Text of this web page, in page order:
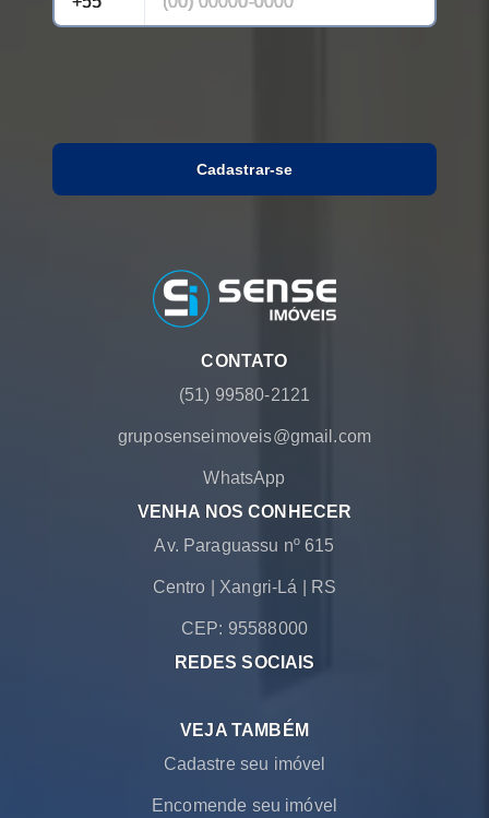
Cadastrar-se
CONTATO
(51) 99580-2121
gruposenseimoveis@gmail.com
WhatsApp
VENHA NOS CONHECER
Av. Paraguassu nº 615
Centro Xangri-Lá RS
CEP: 95588000
REDES SOCIAIS
VEJA TAMBÉM
Cadastre seu imóvel
Encomende seu imóvel